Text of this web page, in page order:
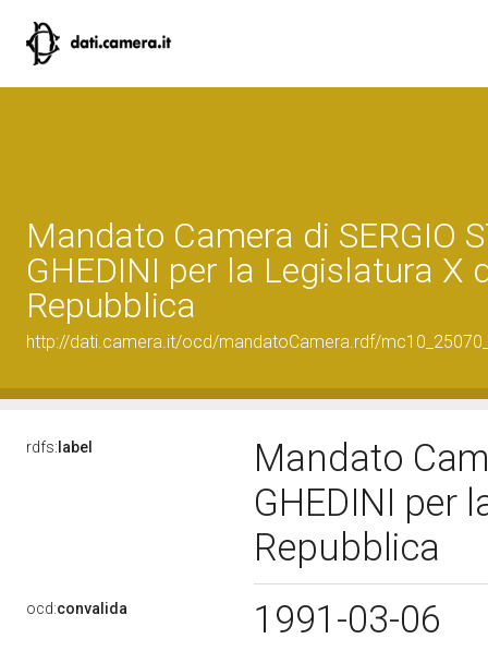
Mandato Camera di SERGIO
GHEDINI per la Legislatura X
Repubblica
http://dati.camera.it/ocd/mandatoCamera.rdf/
rdfs: label
Mandato
GHEDINI per
Repubblica
ocd:convalida 1991-03-06